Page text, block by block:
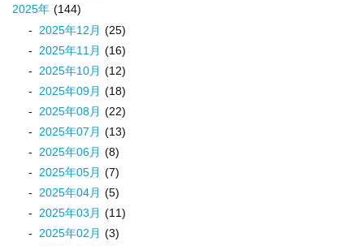
2025年 (144)
2025年12月 (25)
2025年11月 (16)
2025年10月 (12)
2025年09月 (18)
2025年08月 (22)
2025年07月 (13)
2025年06月 (8)
2025年05月 (7)
2025年04月 (5)
2025年03月 (11)
2025年02月 (3)